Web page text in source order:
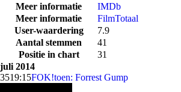
Meer informatie
IMDb
Meer informatie
FilmTotaal
User-waardering
7.9
Aantal stemmen
41
Positie in chart
31
juli 2014
3519:15FOK!toen: Forrest Gump